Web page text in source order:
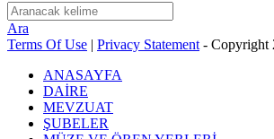
Ara
Terms Of Use | Privacy Statement - Copyright
ANASAYFA
DAİRE
MEVZUAT
ŞUBELER